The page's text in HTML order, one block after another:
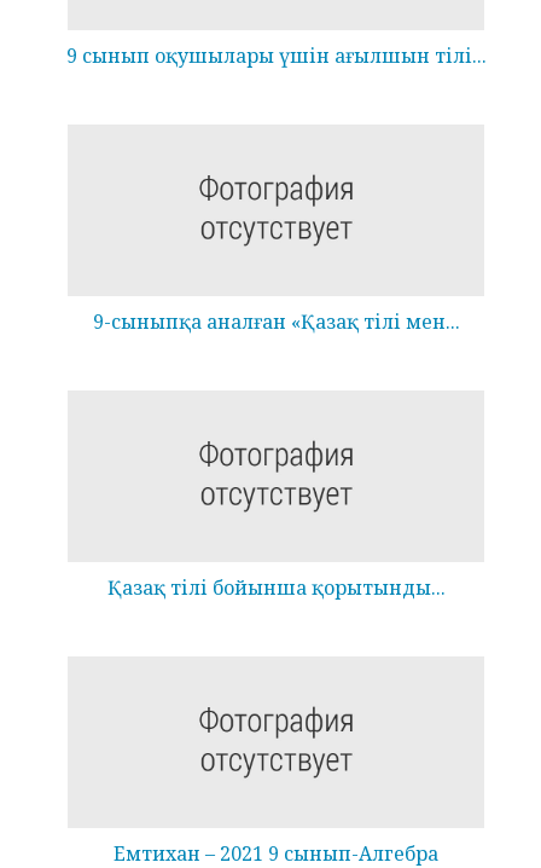
9 сынып оқушылары үшін ағылшын тілі...
9-сыныпқа аналған «Қазақ тілі мен...
Қазақ тілі бойынша қорытынды...
Емтихан – 2021 9 сынып-Алгебра